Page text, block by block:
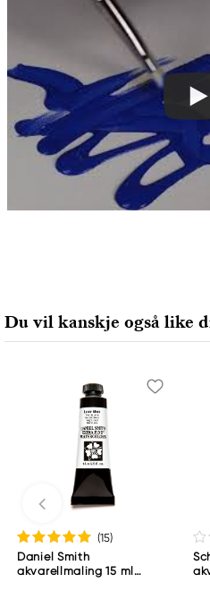
Royal Talens Netherlands
Sophialaan 46
7311 PD Apeldoorn,
info@royaltalens.com
+31 (0)55 527 4700
Produsent
Golden
Golden Artist Colors, Inc
188 Bell Road
Du vil kanskje også like
(15)
Daniel Smith
akvarellmaling 15 ml